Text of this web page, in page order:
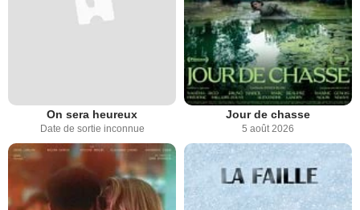
On sera heureux
Date de sortie inconnue
Jour de chasse
5 août 2026